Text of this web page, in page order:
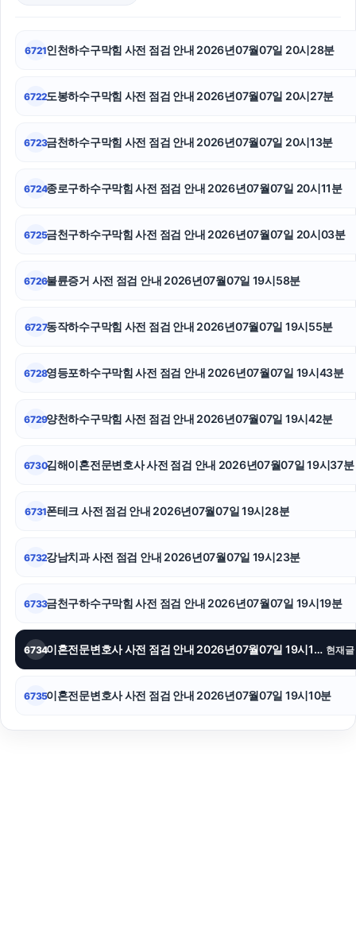
이혼소송
트립닷컴 할인코드
동대문하수구막힘
흥신소
인스타 팔로워
자동차담보대출
6721인천하수구막힘 사전 점검 안내 2026년07월07일 20시28분
6722도봉하수구막힘 사전 점검 안내 2026년07월07일 20시27분
6723금천하수구막힘 사전 점검 안내 2026년07월07일 20시13분
6724종로구하수구막힘 사전 점검 안내 2026년07월07일 20시11분
6725금천구하수구막힘 사전 점검 안내 2026년07월07일 20시03분
6726불륜증거 사전 점검 안내 2026년07월07일 19시58분
6727동작하수구막힘 사전 점검 안내 2026년07월07일 19시55분
6728영등포하수구막힘 사전 점검 안내 2026년07월07일 19시43분
6729양천하수구막힘 사전 점검 안내 2026년07월07일 19시42분
6730김해이혼전문변호사 사전 점검 안내 2026년07월07일 19시37분
6731폰테크 사전 점검 안내 2026년07월07일 19시28분
6732강남치과 사전 점검 안내 2026년07월07일 19시23분
6733금천구하수구막힘 사전 점검 안내 2026년07월07일 19시19분
6734 이혼전문변호사 사전 점검 안내 2026년07월07일 19시15분 현재글
6735이혼전문변호사 사전 점검 안내 2026년07월07일 19시10분